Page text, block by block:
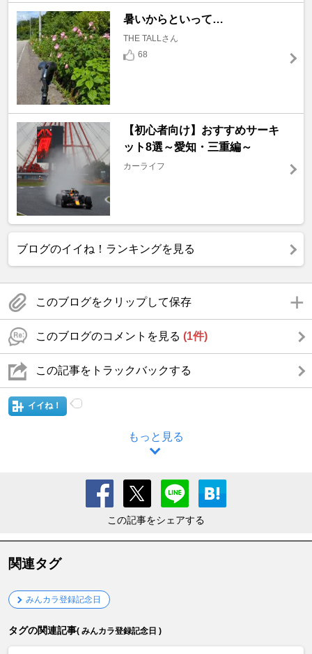
暑いからといって…
THE TALLさん
68
【初心者向け】おすすめサーキ
ット8選～愛知・三重編～
カーライフ
ブログのイイね！ランキングを見る
このブログをクリップして保存
このブログのコメントを見る (1件)
この記事をトラックバックする
イイね！
もっと見る
この記事をシェアする
関連タグ
みんカラ登録記念日
タグの関連記事( みんカラ登録記念日 )